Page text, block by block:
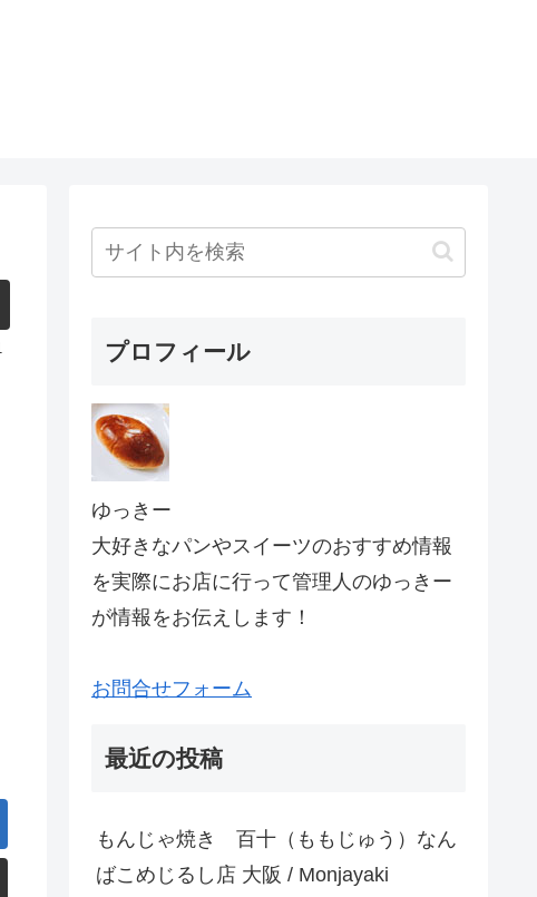
プロフィール
ゆっきー
大好きなパンやスイーツのおすすめ情報
を実際にお店に行って管理人のゆっきー
が情報をお伝えします！
お問合せフォーム
最近の投稿
もんじゃ焼き 百十（ももじゅう）なん
ばこめじるし店 大阪 / Monjayaki